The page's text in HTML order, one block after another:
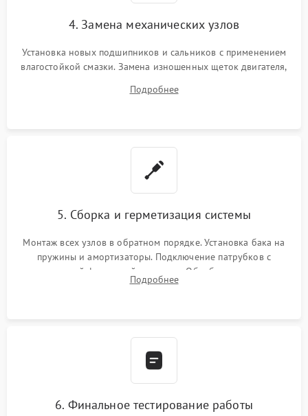
4. Замена механических узлов
Установка новых подшипников и сальников с применением
влагостойкой смазки. Замена изношенных щеток двигателя,
или поврежденной резиновой манжеты.
Подробнее
5. Сборка и герметизация системы
Монтаж всех узлов в обратном порядке. Установка бака на
пружины и амортизаторы. Подключение патрубков с
надежной фиксацией хомутами. Обработка стыков
герметиком для предотвращения возможных протечек воды.
Подробнее
6. Финальное тестирование работы